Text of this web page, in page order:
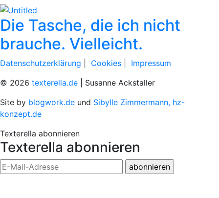
Die Tasche, die ich nicht
brauche. Vielleicht.
Datenschutzerklärung Cookies
Impressum
© 2026 texterella.de | Susanne Ackstaller
Site by blogwork.de und Sibylle Zimmermann, hz-
konzept.de
Texterella abonnieren
Texterella abonnieren